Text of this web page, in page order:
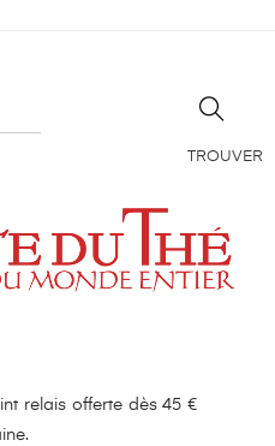
TROUVER
relais offerte dès 45 €